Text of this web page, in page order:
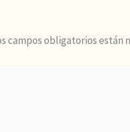
campos obligatorios están